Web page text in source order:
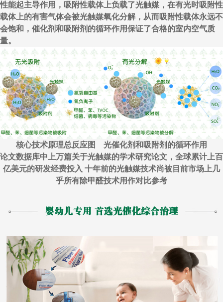
性能起主导作用，吸附性载体上负载了光触媒，在有光时吸附性
载体上的有害气体会被光触媒氧化分解，从而吸附性载体永远不
会饱和，催化剂和吸附剂的循环作用保证了合格的室内空气质
量。
核心技术原理总反应图 光催化剂和吸附剂的循环作用
论文数据库中上万篇关于光触媒的学术研究论文，全球累计上百
亿美元的研发经费投入 十年前的光触媒技术尚被目前市场上几
乎所有除甲醛技术用作对比参考